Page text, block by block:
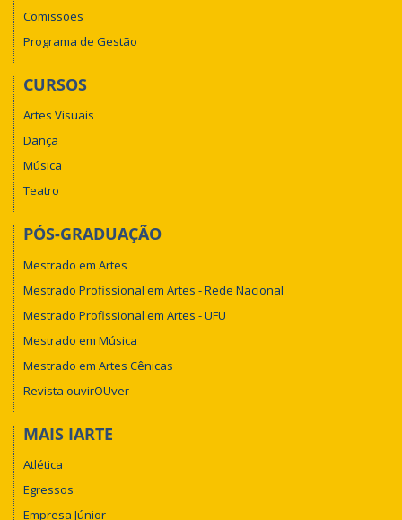
Comissões
Programa de Gestão
CURSOS
Artes Visuais
Dança
Música
Teatro
PÓS-GRADUAÇÃO
Mestrado em Artes
Mestrado Profissional em Artes - Rede Nacional
Mestrado Profissional em Artes - UFU
Mestrado em Música
Mestrado em Artes Cênicas
Revista ouvirOUver
MAIS IARTE
Atlética
Egressos
Empresa Júnior